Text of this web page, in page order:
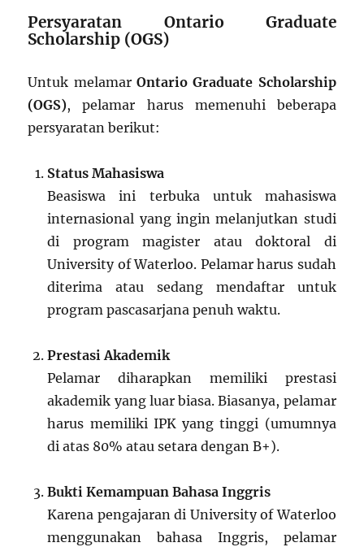
Persyaratan Ontario Graduate
Scholarship (OGS)
Untuk melamar Ontario Graduate Scholarship
(OGS), pelamar harus memenuhi beberapa
persyaratan berikut:
Status Mahasiswa
Beasiswa ini terbuka untuk mahasiswa
internasional yang ingin melanjutkan studi
di program magister atau doktoral di
University of Waterloo. Pelamar harus sudah
diterima atau sedang mendaftar untuk
program pascasarjana penuh waktu.
Prestasi Akademik
Pelamar diharapkan memiliki prestasi
akademik yang luar biasa. Biasanya, pelamar
harus memiliki IPK yang tinggi (umumnya
di atas 80% atau setara dengan B+).
Bukti Kemampuan Bahasa Inggris
Karena pengajaran di University of Waterloo
menggunakan bahasa Inggris, pelamar